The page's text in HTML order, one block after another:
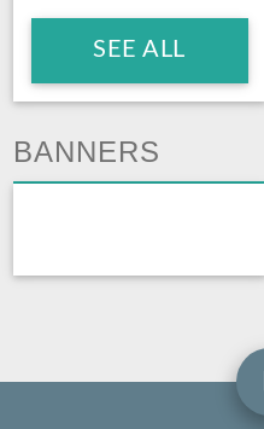
SEE ALL
BANNERS